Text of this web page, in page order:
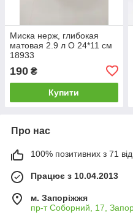
Миска нерж, глибокая
матовая 2.9 л О 24*11 см
18933
190 ₴
Купити
Про нас
100% позитивних з 71
Працює з 10.04.2013
м. Запоріжжя
пр-т Соборний, 17,